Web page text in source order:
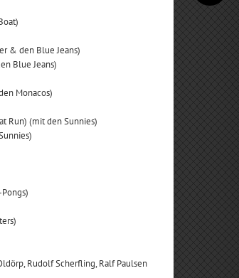
& den Blue Jeans)
Blue Jeans)
Monacos)
Run) (mit den Sunnies)
Rudolf Scherfling, Ralf Paulsen